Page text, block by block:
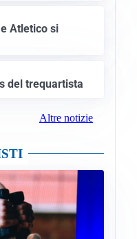
Atletico si
del trequartista
Altre notizie